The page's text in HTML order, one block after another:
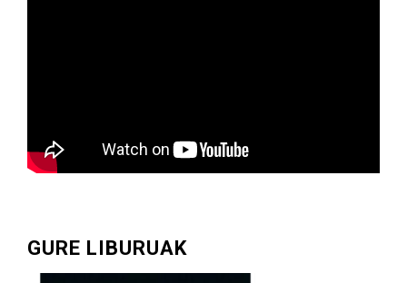
GURE LIBURUAK